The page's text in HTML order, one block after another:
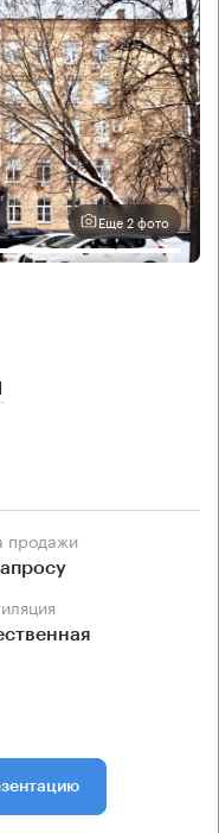
Еще 2 фото
продажи